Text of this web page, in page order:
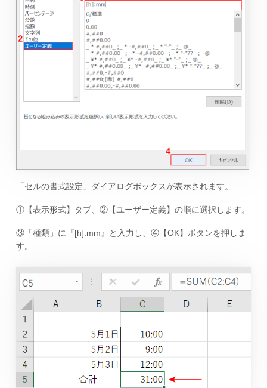
「セルの書式設定」ダイアログボックスが表示されます。
①【表示形式】タブ、②【ユーザー定義】の順に選択します。
③「種類」に『[h]:mm』と入力し、④【OK】ボタンを押しま
す。